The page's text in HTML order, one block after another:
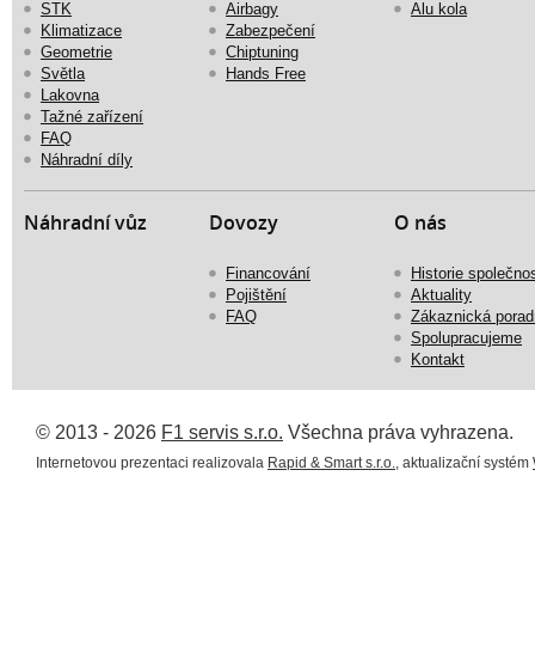
STK
Klimatizace
Geometrie
Světla
Lakovna
Tažné zařízení
FAQ
Náhradní díly
Airbagy
Zabezpečení
Chiptuning
Hands Free
Alu kola
Náhradní vůz Dovozy
Financování
Pojištění
FAQ
O nás
Historie
Aktuality
Zákaznická
Spolupracujeme
Kontakt
© 2013 - 2026 F1 servis s.r.o. Všechna práva vyhrazena.
Internetovou prezentaci realizovala Rapid & Smart s.r.o. , aktualizační systém